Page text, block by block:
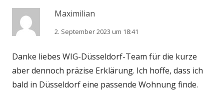
Maximilian
2. September 2023 um 18:41
Danke liebes WIG-Düsseldorf-Team für die kurze
aber dennoch präzise Erklärung. Ich hoffe, dass ich
bald in Düsseldorf eine passende Wohnung finde.